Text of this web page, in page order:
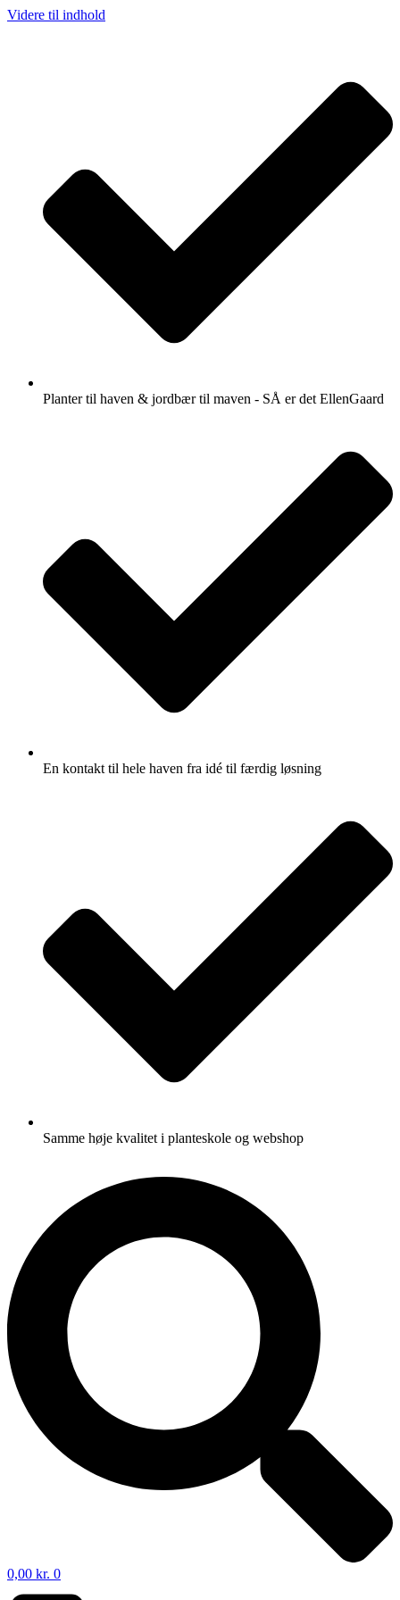
Videre til indhold
Planter til haven & jordbær til maven - SÅ er det EllenGaard
En kontakt til hele haven fra idé til færdig løsning
Samme høje kvalitet i planteskole og webshop
0,00 kr. 0